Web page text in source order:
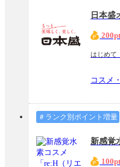
日本盛
はじめて
コスメ
＃ランク別ポイント増量
新感覚